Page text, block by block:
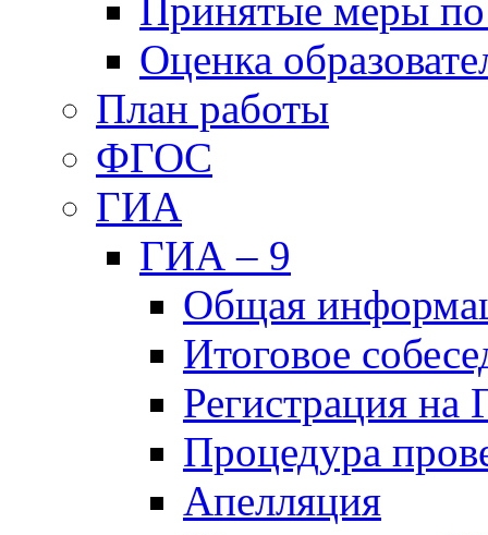
Принятые меры
Оценка
План работы
ФГОС
ГИА
ГИА – 9
Общая
Итоговое
Регистрация
Процедура
Апелляция